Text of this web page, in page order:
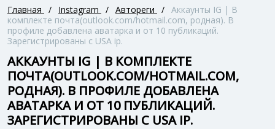
Главная / Instagram / Автореги / Аккаунты IG | В
комплекте почта(outlook.com/hotmail.com, родная). В
профиле добавлена аватарка и от 10 публикаций.
Зарегистрированы с USA ip.
АККАУНТЫ IG | В КОМПЛЕКТЕ
ПОЧТА(OUTLOOK.COM/HOTMAIL.COM,
РОДНАЯ). В ПРОФИЛЕ ДОБАВЛЕНА
АВАТАРКА И ОТ 10 ПУБЛИКАЦИЙ.
ЗАРЕГИСТРИРОВАНЫ С USA IP.